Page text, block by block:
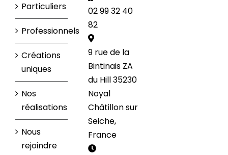
Particuliers
Professionnels
Créations
uniques
Nos
réalisations
Nous
rejoindre
02 99 32 40
82
9 rue de la
Bintinais ZA
du Hill 35230
Noyal
Châtillon sur
Seiche,
France